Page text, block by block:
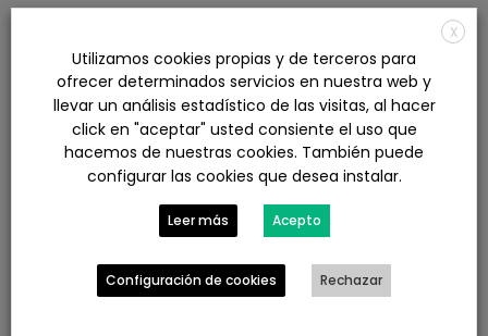
agosto 2026
julio 2026
junio 2026
mayo 2026
abril 2026
marzo 2026
febrero 2026
diciembre 2025
octubre 2025
septiembre 2025
X
Utilizamos cookies propias y de terceros para
ofrecer determinados servicios en nuestra web y
llevar un análisis estadístico de las visitas, al hacer
click en "aceptar" usted consiente el uso que
hacemos de nuestras cookies. También puede
configurar las cookies que desea instalar.
Leer más Acepto
Configuración de cookies Rechazar